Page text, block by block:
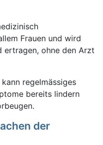
Frauen und wird
ohne den Arzt
regelmässiges
bereits lindern
der